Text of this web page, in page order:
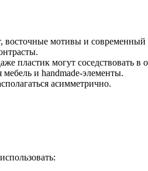
восточные мотивы и
пластик могут соседствовать в
и handmade-элементы.
асимметрично.